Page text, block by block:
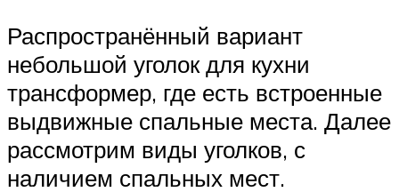
Распространённый вариант
небольшой уголок для кухни
трансформер, где есть встроенные
выдвижные спальные места. Далее
рассмотрим виды уголков, с
наличием спальных мест.